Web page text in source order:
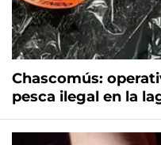
Chascomús:
pesca ilegal en la